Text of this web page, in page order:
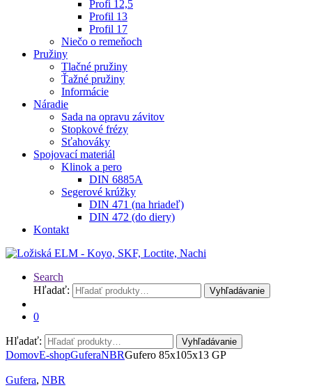
Profi 12,5
Profil 13
Profil 17
Niečo o remeňoch
Pružiny
Tlačné pružiny
Ťažné pružiny
Informácie
Náradie
Sada na opravu závitov
Stopkové frézy
Sťahováky
Spojovací materiál
Klinok a pero
DIN 6885A
Segerové krúžky
DIN 471 (na hriadeľ)
DIN 472 (do diery)
Kontakt
Search
Hľadať:
Vyhľadávanie
0
Hľadať: Vyhľadávanie
DomovE-shopGuferaNBRGufero 85x105x13 GP
Gufera, NBR